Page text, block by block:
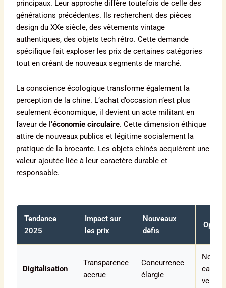
principaux. Leur approche diffère toutefois de celle des
générations précédentes. Ils recherchent des pièces
design du XXe siècle, des vêtements vintage
authentiques, des objets tech rétro. Cette demande
spécifique fait exploser les prix de certaines catégories
tout en créant de nouveaux segments de marché.
La conscience écologique transforme également la
perception de la chine. L’achat d’occasion n’est plus
seulement économique, il devient un acte militant en
faveur de l’économie circulaire. Cette dimension éthique
attire de nouveaux publics et légitime socialement la
pratique de la brocante. Les objets chinés acquièrent une
valeur ajoutée liée à leur caractère durable et
responsable.
Tendance
2025
Impact sur
les prix
Nouveaux
défis
Digitalisation
Transparence
accrue
Concurrence
élargie
vente